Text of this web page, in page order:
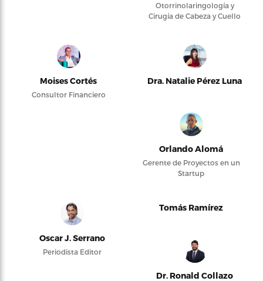
Otorrinolaringología y
Cirugía de Cabeza y Cuello
Moises Cortés
Consultor Financiero
Dra. Natalie Pérez Luna
Orlando Alomá
Gerente de Proyectos en un
Startup
Oscar J. Serrano
Periodista Editor
Tomás Ramírez
Dr. Ronald Collazo